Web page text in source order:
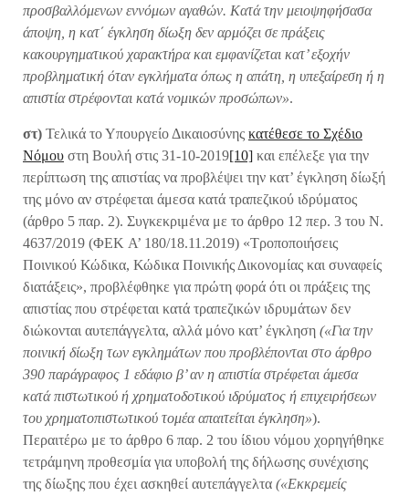
προσβαλλόμενων εννόμων αγαθών. Κατά την μειοψηφήσασα
άποψη, η κατ΄ έγκληση δίωξη δεν αρμόζει σε πράξεις
κακουργηματικού χαρακτήρα και εμφανίζεται κατ’ εξοχήν
προβληματική όταν εγκλήματα όπως η απάτη, η υπεξαίρεση ή η
απιστία στρέφονται κατά νομικών προσώπων».
στ) Τελικά το Υπουργείο Δικαιοσύνης κατέθεσε το Σχέδιο
Νόμου στη Βουλή στις 31-10-2019[10] και επέλεξε για την
περίπτωση της απιστίας να προβλέψει την κατ’ έγκληση δίωξή
της μόνο αν στρέφεται άμεσα κατά τραπεζικού ιδρύματος
(άρθρο 5 παρ. 2). Συγκεκριμένα με το άρθρο 12 περ. 3 του N.
4637/2019 (ΦΕΚ A’ 180/18.11.2019) «Τροποποιήσεις
Ποινικού Κώδικα, Κώδικα Ποινικής Δικονομίας και συναφείς
διατάξεις», προβλέφθηκε για πρώτη φορά ότι οι πράξεις της
απιστίας που στρέφεται κατά τραπεζικών ιδρυμάτων δεν
διώκονται αυτεπάγγελτα, αλλά μόνο κατ’ έγκληση («Για την
ποινική δίωξη των εγκλημάτων που προβλέπονται στο άρθρο
390 παράγραφος 1 εδάφιο β’ αν η απιστία στρέφεται άμεσα
κατά πιστωτικού ή χρηματοδοτικού ιδρύματος ή επιχειρήσεων
του χρηματοπιστωτικού τομέα απαιτείται έγκληση»).
Περαιτέρω με το άρθρο 6 παρ. 2 του ίδιου νόμου χορηγήθηκε
τετράμηνη προθεσμία για υποβολή της δήλωσης συνέχισης
της δίωξης που έχει ασκηθεί αυτεπάγγελτα («Εκκρεμείς